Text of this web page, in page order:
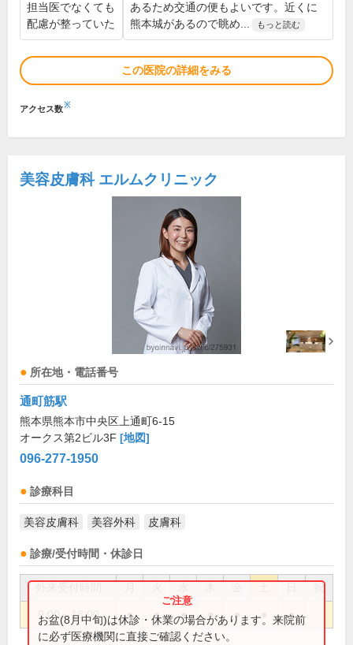
担当医でなくても
配慮が整っていた
あるため交通の便もよいです。近くに
熊本城があるので眺め...
もっと読む
この医院の詳細をみる
アクセス数※
美容皮膚科 エルムクリニック
所在地・電話番号
通町筋駅
熊本県熊本市中央区上通町6-15
オークス第2ビル3F [地図]
096-277-1950
診療科目
美容皮膚科 美容外科 皮膚科
診療/受付時間・休診日
祝
9:00～18:00 ● ● ● ● ● ●
お盆(8月中旬)は休診・休業の場合があります。来院前
に必ず医療機関に直接ご確認ください。